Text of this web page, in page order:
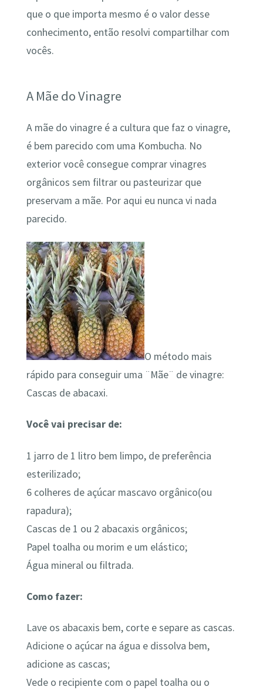
que o que importa mesmo é o valor desse
conhecimento, então resolvi compartilhar com
vocês.
A Mãe do Vinagre
A mãe do vinagre é a cultura que faz o vinagre,
é bem parecido com uma Kombucha. No
exterior você consegue comprar vinagres
orgânicos sem filtrar ou pasteurizar que
preservam a mãe. Por aqui eu nunca vi nada
parecido.
O método mais
rápido para conseguir uma ¨Mãe¨ de vinagre:
Cascas de abacaxi.
Você vai precisar de:
1 jarro de 1 litro bem limpo, de preferência
esterilizado;
6 colheres de açúcar mascavo orgânico(ou
rapadura);
Cascas de 1 ou 2 abacaxis orgânicos;
Papel toalha ou morim e um elástico;
Água mineral ou filtrada.
Como fazer:
Lave os abacaxis bem, corte e separe as cascas.
Adicione o açúcar na água e dissolva bem,
adicione as cascas;
Vede o recipiente com o papel toalha ou o